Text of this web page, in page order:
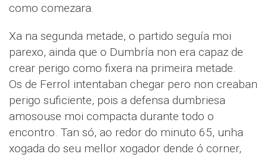
como comezara.
Xa na segunda metade, o partido seguía moi
parexo, ainda que o Dumbría non era capaz de
crear perigo como fixera na primeira metade.
Os de Ferrol intentaban chegar pero non creaban
perigo suficiente, pois a defensa dumbriesa
amosouse moi compacta durante todo o
encontro. Tan só, ao redor do minuto 65, unha
xogada do seu mellor xogador dende ó corner,